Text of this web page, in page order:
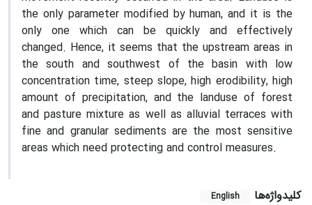
the only parameter modified by human, and it is the
only one which can be quickly and effectively
changed. Hence, it seems that the upstream areas in
the south and southwest of the basin with low
concentration time, steep slope, high erodibility, high
amount of precipitation, and the landuse of forest
and pasture mixture as well as alluvial terraces with
fine and granular sediments are the most sensitive
areas which need protecting and control measures.
کلیدواژه‌ها English